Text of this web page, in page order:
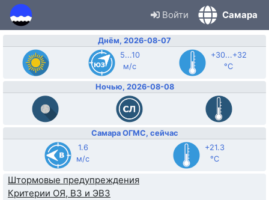
Войти Самара
Днём, 2026-08-07
5...10
м/с
+30...+32
°C
Ночью, 2026-08-08
Самара ОГМС, сейчас
1.6
м/с
+21.3
°C
Штормовые предупреждения
Критерии ОЯ, ВЗ и ЭВЗ